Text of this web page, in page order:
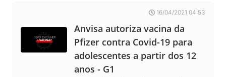
16/04/2021 04:53
Anvisa autoriza vacina da
Pfizer contra Covid-19 para
adolescentes a partir dos 12
anos - G1